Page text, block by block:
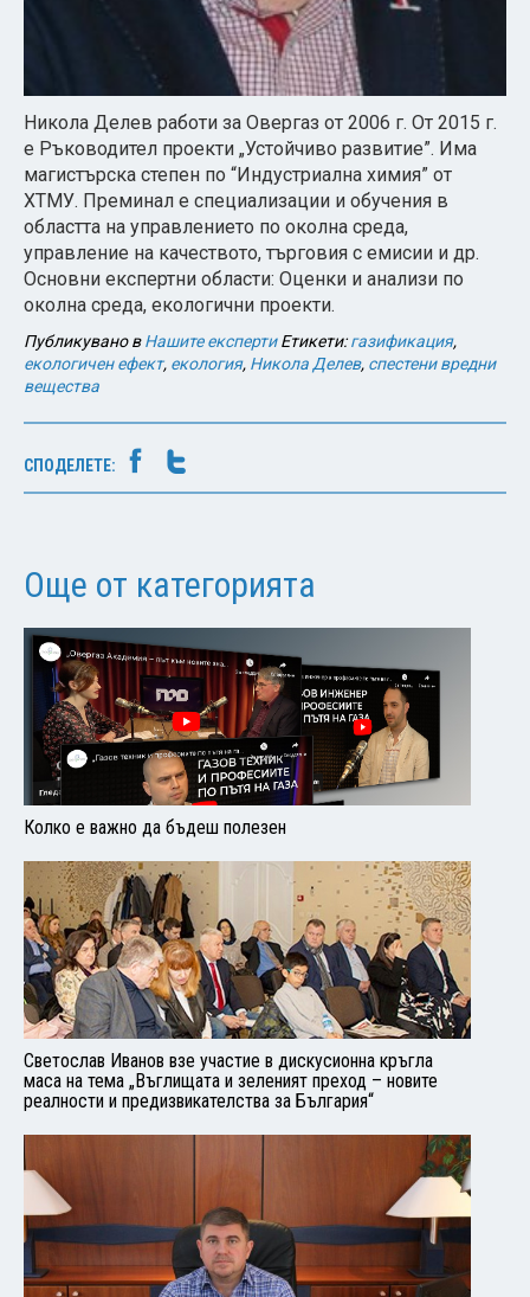
Никола Делев работи за Овергаз от 2006 г. От 2015 г.
е Ръководител проекти „Устойчиво развитие”. Има
магистърска степен по “Индустриална химия” от
ХТМУ. Преминал е специализации и обучения в
областта на управлението по околна среда,
управление на качеството, търговия с емисии и др.
Основни експертни области: Оценки и анализи по
околна среда, екологични проекти.
Публикувано вНашите експерти Етикети:газификация,
екологичен ефект, екология, Никола Делев, спестени вредни
вещества
СПОДЕЛЕТЕ:
Още от категорията
Колко е важно да бъдеш полезен
Светослав Иванов взе участие в дискусионна кръгла
маса на тема „Въглищата и зеленият преход – новите
реалности и предизвикателства за България“